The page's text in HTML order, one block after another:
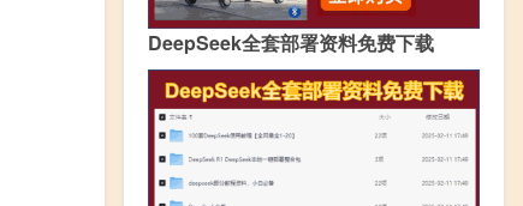
DeepSeek全套部署资料免费下载